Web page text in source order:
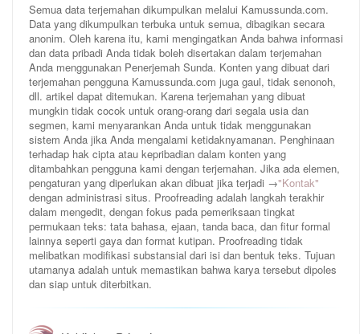
Semua data terjemahan dikumpulkan melalui Kamussunda.com.
Data yang dikumpulkan terbuka untuk semua, dibagikan secara
anonim. Oleh karena itu, kami mengingatkan Anda bahwa informasi
dan data pribadi Anda tidak boleh disertakan dalam terjemahan
Anda menggunakan Penerjemah Sunda. Konten yang dibuat dari
terjemahan pengguna Kamussunda.com juga gaul, tidak senonoh,
dll. artikel dapat ditemukan. Karena terjemahan yang dibuat
mungkin tidak cocok untuk orang-orang dari segala usia dan
segmen, kami menyarankan Anda untuk tidak menggunakan
sistem Anda jika Anda mengalami ketidaknyamanan. Penghinaan
terhadap hak cipta atau kepribadian dalam konten yang
ditambahkan pengguna kami dengan terjemahan. Jika ada elemen,
pengaturan yang diperlukan akan dibuat jika terjadi →"Kontak"
dengan administrasi situs. Proofreading adalah langkah terakhir
dalam mengedit, dengan fokus pada pemeriksaan tingkat
permukaan teks: tata bahasa, ejaan, tanda baca, dan fitur formal
lainnya seperti gaya dan format kutipan. Proofreading tidak
melibatkan modifikasi substansial dari isi dan bentuk teks. Tujuan
utamanya adalah untuk memastikan bahwa karya tersebut dipoles
dan siap untuk diterbitkan.